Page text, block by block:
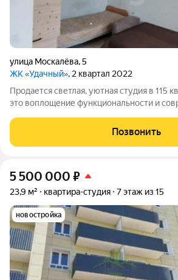
улица Москалёва,5
ЖК «Удачный», 2 квартал 2022
Продается светлая, уютная студия в 115
это воплощение функциональности и
профессионала, ценящего комфорт и
создано для вашего
Позвонить
5 500 000 ₽
23,9 м² квартира-студия 7 этаж из 15
новостройка